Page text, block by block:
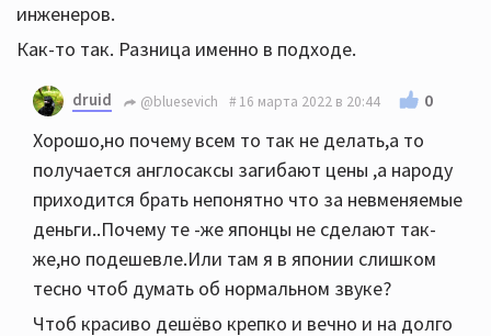
инженеров.
Как-то так. Разница именно в подходе.
druid @bluesevich 16 марта 2022 в 20:44 0
Хорошо,но почему всем то так не делать,а то
получается англосаксы загибают цены ,а народу
приходится брать непонятно что за невменяемые
деньги..Почему те -же японцы не сделают так-
же,но подешевле.Или там я в японии слишком
тесно чтоб думать об нормальном звуке?
Чтоб красиво дешёво крепко и вечно и на долго